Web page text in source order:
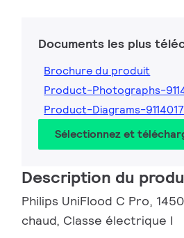
Documents les plus
Brochure du produit
Product-Photographs-
Product-Diagrams-
Sélectionnez et
Description du
Philips UniFlood C Pro,
chaud, Classe électrique I